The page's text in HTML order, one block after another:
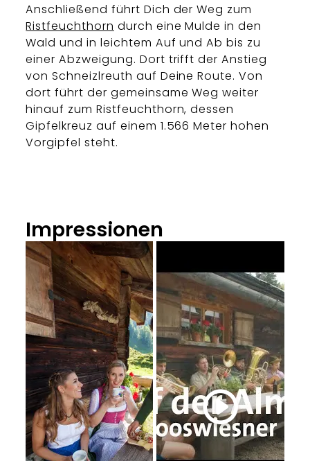
Anschließend führt Dich der Weg zum
Ristfeuchthorn durch eine Mulde in den
Wald und in leichtem Auf und Ab bis zu
einer Abzweigung. Dort trifft der Anstieg
von Schneizlreuth auf Deine Route. Von
dort führt der gemeinsame Weg weiter
hinauf zum Ristfeuchthorn, dessen
Gipfelkreuz auf einem 1.566 Meter hohen
Vorgipfel steht.
Impressionen